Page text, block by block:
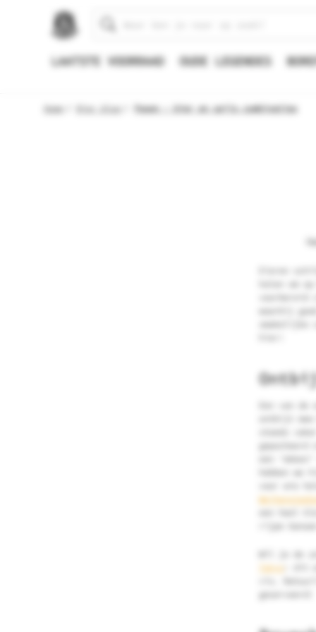
Zoeken
LAATSTE VOORRAAD OUDE LEGENDES
Home Bier blog Pasen - bier en spijs combinaties
Eieren
halen om
waarbij
Een van
ontbijt
steeds
een
hebben
voor wie
een heel
Wil je de
Tokyo
: dit
vis.
geserveerd!